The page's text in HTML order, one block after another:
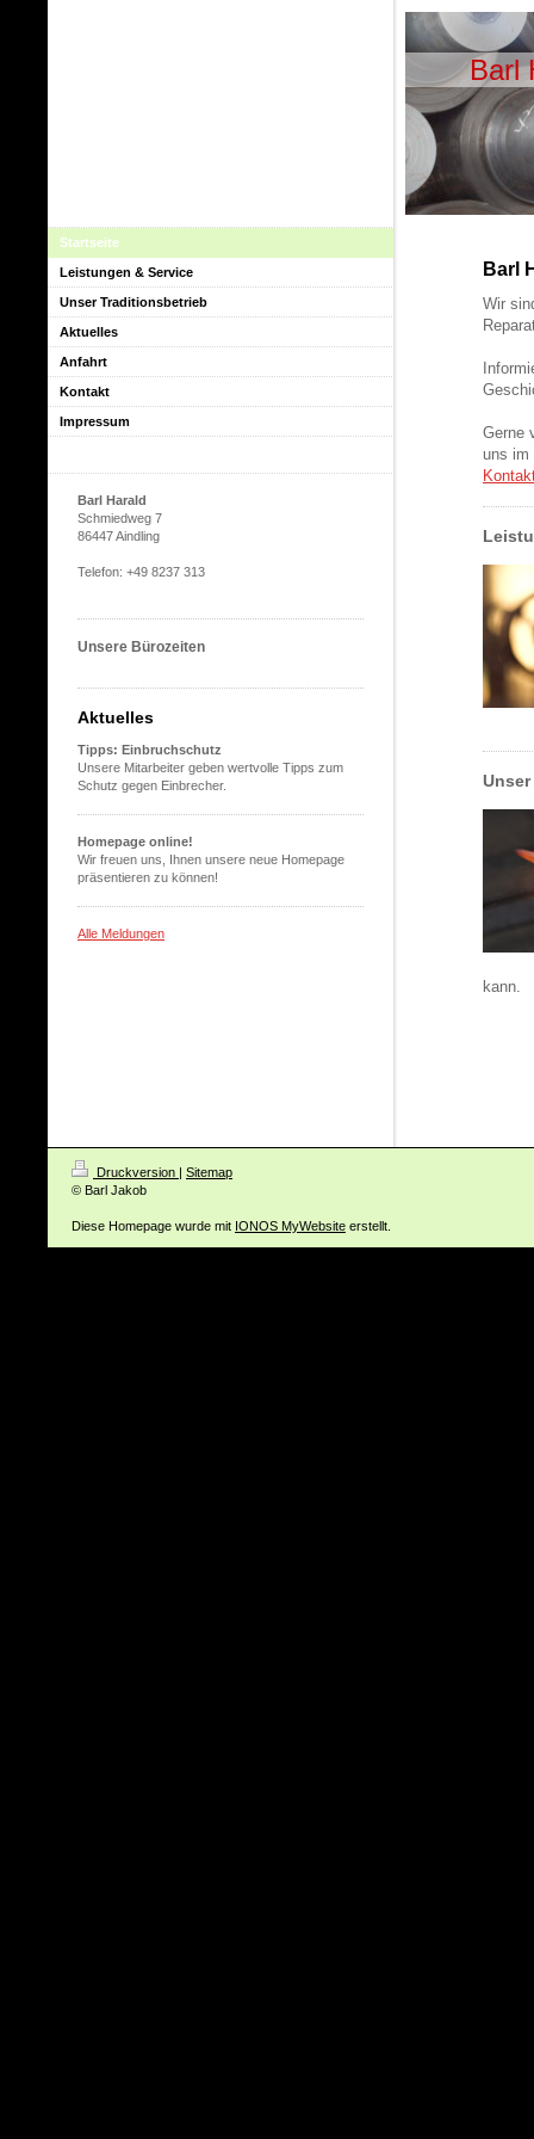
Barl
Barl
Wir
Gerne
uns im
kann.
Startseite
Leistungen & Service
Unser Traditionsbetrieb
Aktuelles
Anfahrt
Kontakt
Impressum
Barl Harald
Schmiedweg 7
86447 Aindling
Telefon: +49 8237 313
Unsere Bürozeiten
Aktuelles
Tipps: Einbruchschutz
Unsere Mitarbeiter geben wertvolle Tipps zum
Schutz gegen Einbrecher.
Homepage online!
Wir freuen uns, Ihnen unsere neue Homepage
präsentieren zu können!
Alle Meldungen
Druckversion | Sitemap
© Barl Jakob
Diese Homepage wurde mit IONOS MyWebsite erstellt.